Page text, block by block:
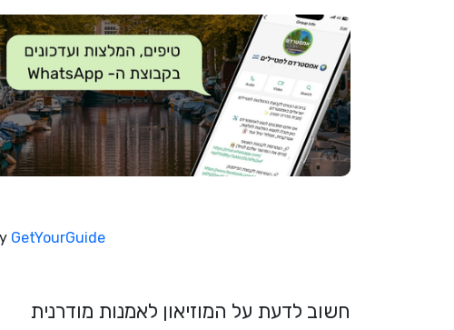
GetYourGuide
חשוב לדעת על המוזיאון לאמנות מודרנית